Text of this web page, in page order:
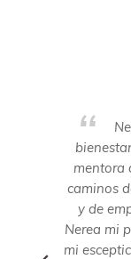
mentora
caminos
y de
Nerea mi
mi